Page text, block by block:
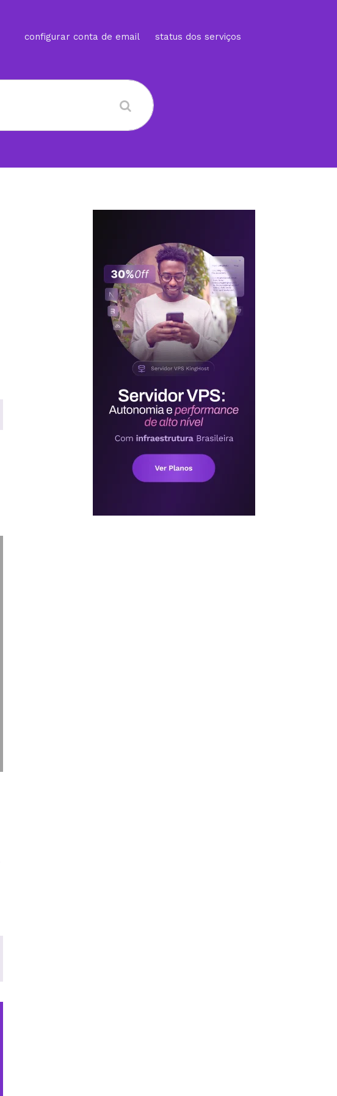
configurar conta de email status dos serviços